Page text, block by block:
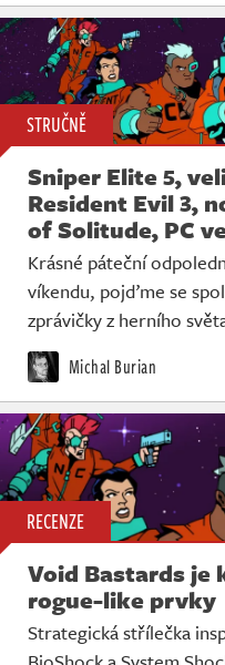
STRUČNĚ
Sniper Elite 5,
Resident Evil 3,
of Solitude, PC
Krásné páteční
víkendu, pojďme se
zprávičky z herního
Michal Burian
RECENZE
Void Bastards je
rogue-like prvky
Strategická střílečka